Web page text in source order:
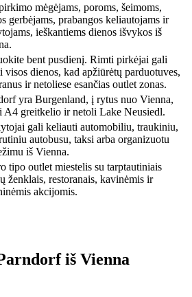
mėgėjams, poroms, šeimoms,
gerbėjams, prabangos keliautojams ir
ieškantiems dienos išvykos iš
bent pusdienį. Rimti pirkėjai gali
visos dienos, kad apžiūrėtų parduotuves,
ir netoliese esančias outlet zonas.
yra Burgenland, į rytus nuo Vienna,
A4 greitkelio ir netoli Lake Neusiedl.
gali keliauti automobiliu, traukiniu,
autobusu, taksi arba organizuotu
iš Vienna.
tipo outlet miestelis su tarptautiniais
ženklais, restoranais, kavinėmis ir
akcijomis.
iš Vienna